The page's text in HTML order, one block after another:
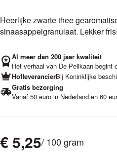
Heerlijke zwarte thee
sinaasappelgranulaat. Lekker fris!
Al meer dan 200 jaar kwaliteit
Het verhaal van De Pelikaan begint
HofleverancierBij Koninklijke
Gratis bezorging
Vanaf 50 euro in Nederland en 60
€5,25/ 100 gram